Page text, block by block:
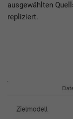
ausgewählten
repliziert.